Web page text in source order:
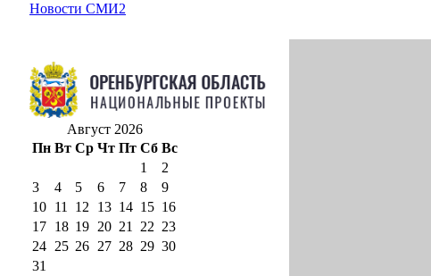
Новости СМИ2
Август 2026
Пн Вт Ср Чт Пт Сб Вс
1
2
3
4 5 6 7 8
9
10 11 12 13 14 15 16
17 18 19 20 21 22 23
24 25 26 27 28 29 30
31